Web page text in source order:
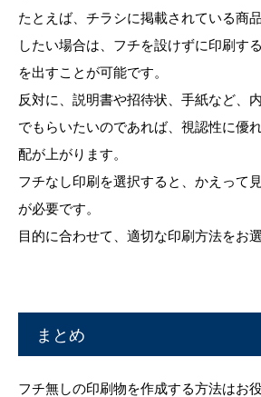
たとえば、チラシに掲載されている商
したい場合は、フチを設けずに印刷す
を出すことが可能です。
反対に、説明書や招待状、手紙など、
でもらいたいのであれば、視認性に優
配が上がります。
フチなし印刷を選択すると、かえって
が必要です。
目的に合わせて、適切な印刷方法をお
まとめ
フチ無しの印刷物を作成する方法はお